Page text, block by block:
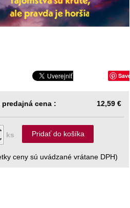
Save
predajná cena : 12,59 €
ks Pridať do košíka
ceny sú uvádzané vrátane DPH)